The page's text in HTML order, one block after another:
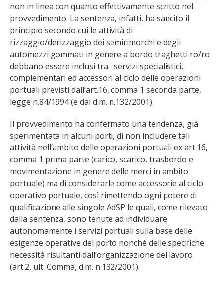
non in linea con quanto effettivamente scritto nel
provvedimento. La sentenza, infatti, ha sancito il
principio secondo cui le attività di
rizzaggio/derizzaggio dei semirimorchi e degli
automezzi gommati in genere a bordo traghetti ro/ro
debbano essere inclusi tra i servizi specialistici,
complementari ed accessori al ciclo delle operazioni
portuali previsti dall’art.16, comma 1 seconda parte,
legge n.84/1994 (e dal d.m. n.132/2001).
Il provvedimento ha confermato una tendenza, già
sperimentata in alcuni porti, di non includere tali
attività nell’ambito delle operazioni portuali ex art.16,
comma 1 prima parte (carico, scarico, trasbordo e
movimentazione in genere delle merci in ambito
portuale) ma di considerarle come accessorie al ciclo
operativo portuale, così rimettendo ogni potere di
qualificazione alle singole AdSP le quali, come rilevato
dalla sentenza, sono tenute ad individuare
autonomamente i servizi portuali sulla base delle
esigenze operative del porto nonché delle specifiche
necessità risultanti dall’organizzazione del lavoro
(art.2, ult. Comma, d.m. n.132/2001).